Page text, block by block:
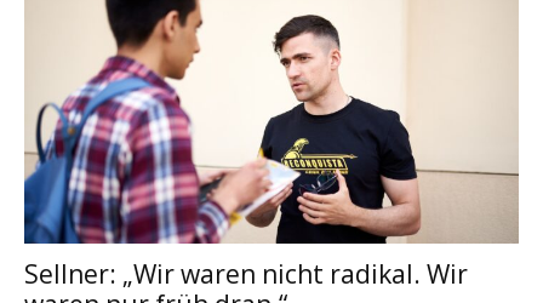
Sellner: „Wir waren nicht radikal. Wir